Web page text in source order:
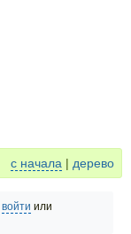
с начала | дерево
войти или